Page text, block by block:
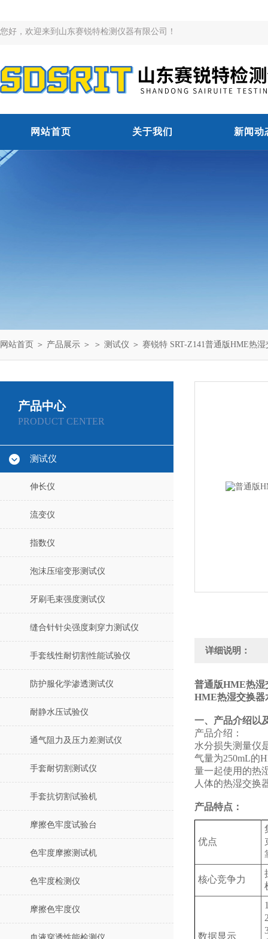
您好，欢迎来到山东赛锐特检测仪器有限公司！
网站首页 关于我们 新闻动
网站首页 ＞ 产品展示 ＞ ＞ 测试仪 ＞ 赛锐特 SRT-Z141普通版HME热
产品中心
PRODUCT CENTER
测试仪
伸长仪
流变仪
指数仪
泡沫压缩变形测试仪
牙刷毛束强度测试仪
缝合针针尖强度刺穿力测试仪
手套线性耐切割性能试验仪
防护服化学渗透测试仪
耐静水压试验仪
通气阻力及压力差测试仪
手套耐切割测试仪
手套抗切割试验机
摩擦色牢度试验台
色牢度摩擦测试机
色牢度检测仪
摩擦色牢度仪
详细说明：
普通版HME热湿
HME热湿交换器
一、产品介绍以
产品介绍：
水分损失测量仪
气量为250mL的
量一起使用的热
人体的热湿交换
产品特点：
优点
核心竞争力
数据显示